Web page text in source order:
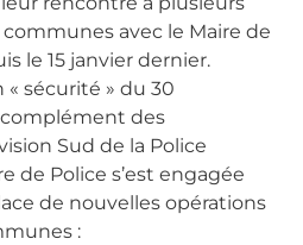
avec le Maire de
le 15 janvier dernier.
« sécurité » du 30
des
Sud de la Police
de Police s’est engagée
de nouvelles opérations
: